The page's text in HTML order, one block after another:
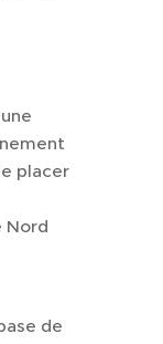
placer
Nord
de